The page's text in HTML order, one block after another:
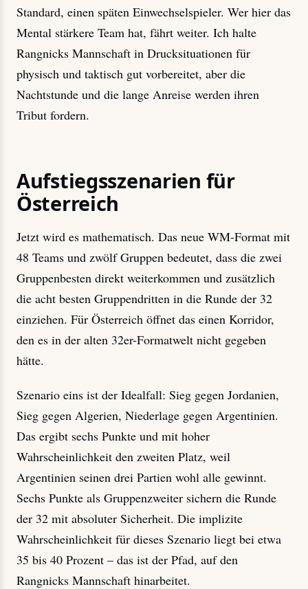
Standard, einen späten Einwechselspieler. Wer hier das
Mental stärkere Team hat, fährt weiter. Ich halte
Rangnicks Mannschaft in Drucksituationen für
physisch und taktisch gut vorbereitet, aber die
Nachtstunde und die lange Anreise werden ihren
Tribut fordern.
Aufstiegsszenarien für
Österreich
Jetzt wird es mathematisch. Das neue WM-Format mit
48 Teams und zwölf Gruppen bedeutet, dass die zwei
Gruppenbesten direkt weiterkommen und zusätzlich
die acht besten Gruppendritten in die Runde der 32
einziehen. Für Österreich öffnet das einen Korridor,
den es in der alten 32er-Formatwelt nicht gegeben
hätte.
Szenario eins ist der Idealfall: Sieg gegen Jordanien,
Sieg gegen Algerien, Niederlage gegen Argentinien.
Das ergibt sechs Punkte und mit hoher
Wahrscheinlichkeit den zweiten Platz, weil
Argentinien seinen drei Partien wohl alle gewinnt.
Sechs Punkte als Gruppenzweiter sichern die Runde
der 32 mit absoluter Sicherheit. Die implizite
Wahrscheinlichkeit für dieses Szenario liegt bei etwa
35 bis 40 Prozent – das ist der Pfad, auf den
Rangnicks Mannschaft hinarbeitet.